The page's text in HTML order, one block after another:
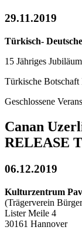
29.11.2019
Türkisch-
15 Jähriges
Türkische Botschaft
Geschlossene
Canan
RELEASE
06.12.2019
Kulturzentrum
(Trägerverein
Lister Meile 4
30161 Hannover